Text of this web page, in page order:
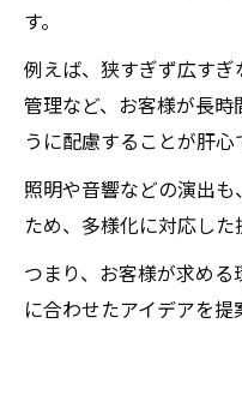
す。
例えば、狭すぎず広す
管理など、お客様が長
うに配慮することが肝心
照明や音響などの演出
ため、多様化に対応した
つまり、お客様が求め
に合わせたアイデアを提